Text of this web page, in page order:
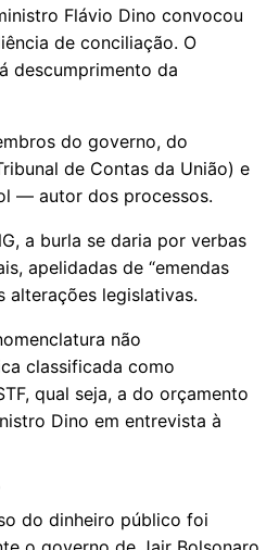
Flávio Dino convocou
de conciliação. O
descumprimento da
do governo, do
de Contas da União) e
— autor dos processos.
a burla se daria por verbas
apelidadas de “emendas
alterações legislativas.
não
classificada como
qual seja, a do orçamento
Dino em entrevista à
do dinheiro público foi